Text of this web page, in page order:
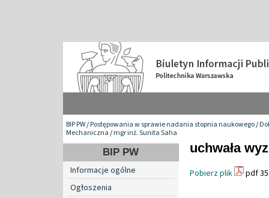
BIP PW/Postępowania w sprawie nadania stopnia naukowego/
Mechaniczna/mgr inż. Sunita Saha
BIP PW
Informacje ogólne
Ogłoszenia
uchwała
Pobierz plik pdf